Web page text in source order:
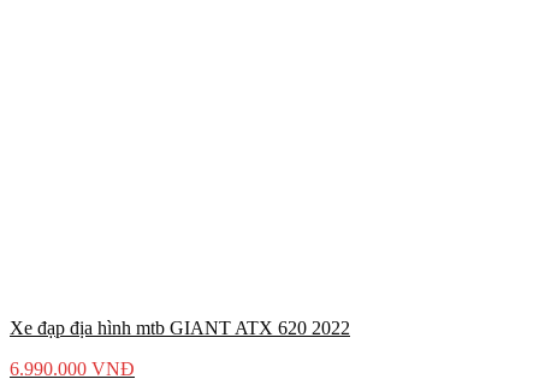
Xe đạp địa hình mtb GIANT ATX 620 2022
6.990.000 VNĐ